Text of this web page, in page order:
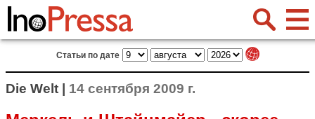
Статьи по дате
Die Welt | 14 сентября 2009 г.